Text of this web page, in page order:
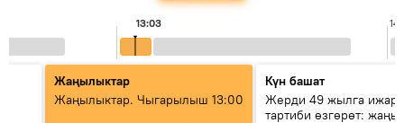
13:03
Жаңылыктар
Жаңылыктар. Чыгарылыш 13:00
Күн башат
Жерди 49 жылга
тартиби өзгөрөт: жаңы